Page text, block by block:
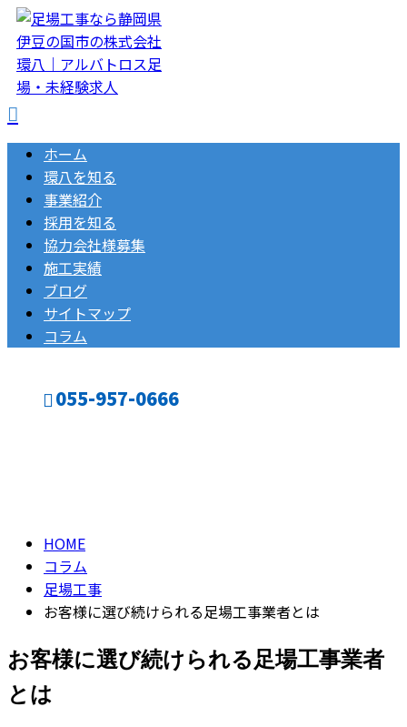
ホーム
環八を知る
事業紹介
採用を知る
協力会社様募集
施工実績
ブログ
サイトマップ
コラム
055-957-0666
HOME
コラム
足場工事
お客様に選び続けられる足場工事業者とは
お客様に選び続けられる足場工事業者
とは